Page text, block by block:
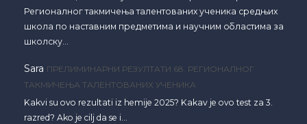
Регионалног такмичења талентованих ученика средњих
школа по наставним предметима и научним областима за
школску…
Sara ПРЕЛИМИНАРНИ РЕЗУЛТАТИ 68. РЕГИОНАЛНОГ
ТАКМИЧЕЊА ТАЛЕНТОВАНИХ УЧЕНИКА
Kakvi su ovo rezultati iz hemije 2025? Kakav je ovo test za 3.
razred? Ako je cilj da se i…